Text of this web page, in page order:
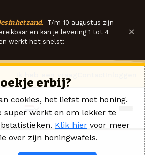
in het zand. T/m 10 augustus zijn
en kan je levering 1 tot 4
werkt het snelst:
×
erbij?
cookies, het liefst met honing.
super werkt en om lekker te
Klik hier voor meer
over zijn honingwafels.